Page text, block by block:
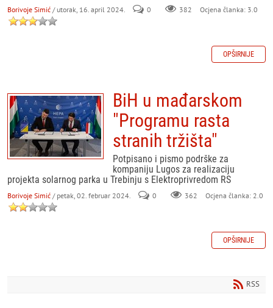
Borivoje Simić / utorak, 16. april 2024. 0 382 Ocjena članka: 3.0
OPŠIRNIJE
BiH u mađarskom
"Programu rasta
stranih tržišta"
Potpisano i pismo podrške za
kompaniju Lugos za realizaciju
projekta solarnog parka u Trebinju s Elektroprivredom RS
Borivoje Simić / petak, 02. februar 2024. 0 362 Ocjena članka: 2.0
OPŠIRNIJE
RSS